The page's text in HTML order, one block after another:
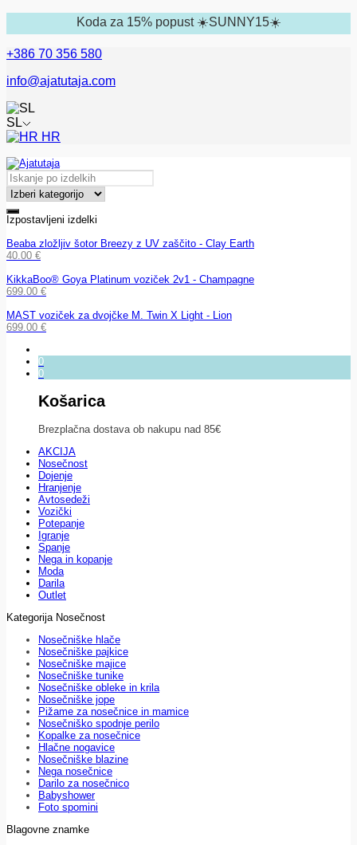
Koda za 15% popust ☀️SUNNY15☀️
+386 70 356 580
info@ajatutaja.com
SL
HR
Izpostavljeni izdelki
Beaba zložljiv šotor Breezy z UV zaščito - Clay Earth
40.00 €
KikkaBoo® Goya Platinum voziček 2v1 - Champagne
699.00 €
MAST voziček za dvojčke M. Twin X Light - Lion
699.00 €
0
0
Košarica
Brezplačna dostava ob nakupu nad 85€
AKCIJA
Nosečnost
Dojenje
Hranjenje
Avtosedeži
Vozički
Potepanje
Igranje
Spanje
Nega in kopanje
Moda
Darila
Outlet
Kategorija Nosečnost
Nosečniške hlače
Nosečniške pajkice
Nosečniške majice
Nosečniške tunike
Nosečniške obleke in krila
Nosečniške jope
Pižame za nosečnice in mamice
Nosečniško spodnje perilo
Kopalke za nosečnice
Hlačne nogavice
Nosečniške blazine
Nega nosečnice
Darilo za nosečnico
Babyshower
Foto spomini
Blagovne znamke